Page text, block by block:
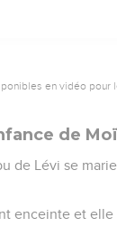
en vidéo pour
de
de Lévi se
enceinte et elle